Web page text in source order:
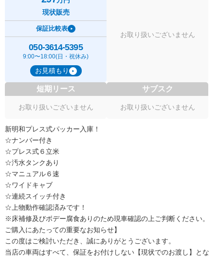
現状販売
保証比較表
050-3614-5395
9:00〜18:00(日・祝休み)
お見積もり
お取り扱いございません
短期リース
お取り扱いございません
サブスク
お取り扱いございません
新明和プレス式パッカー入庫！
☆ナンバー付き
☆プレス式６立米
☆汚水タンクあり
☆マニュアル６速
☆ワイドキャブ
☆連続スイッチ付き
☆上物動作確認済みです！
※床補修及びボデー腐食ありのため現車確認の上ご判断ください。
ご購入にあたっての重要なお知らせ】
この度はご検討いただき、誠にありがとうございます。
当店の車両はすべて、保証をお付けしない【現状でのお渡し】とな